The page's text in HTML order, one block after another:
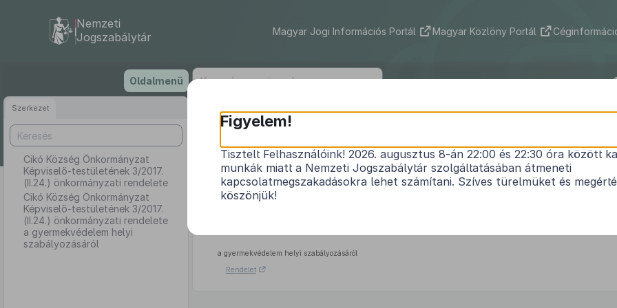
tartalomra
Nemzeti
Jogszabálytár
Magyar Jogi Információs Portál Magyar Közlöny Portál
Oldalmenü
Szerkezet
Cikó Község Önkormányzat
Képviselő-testületének 3/2017.
(II.24.) önkormányzati rendelete
Cikó Község Önkormányzat
Képviselő-testületének 3/2017.
(II.24.) önkormányzati rendelete
a gyermekvédelem helyi
szabályozásáról
Cikó Község Önkormányzat Képviselő-
Cikó Község Önkormányzat Képviselő-testületének 3/
a gyermekvédelem helyi szabályozásáról
Rendelet
Figyelem!
Tisztelt Felhasználóink! 2026. augusztus 8-án 22:00 és 22:30 óra között
munkák miatt a Nemzeti Jogszabálytár szolgáltatásában átmeneti
kapcsolatmegszakadásokra lehet számítani. Szíves türelmüket és
köszönjük!